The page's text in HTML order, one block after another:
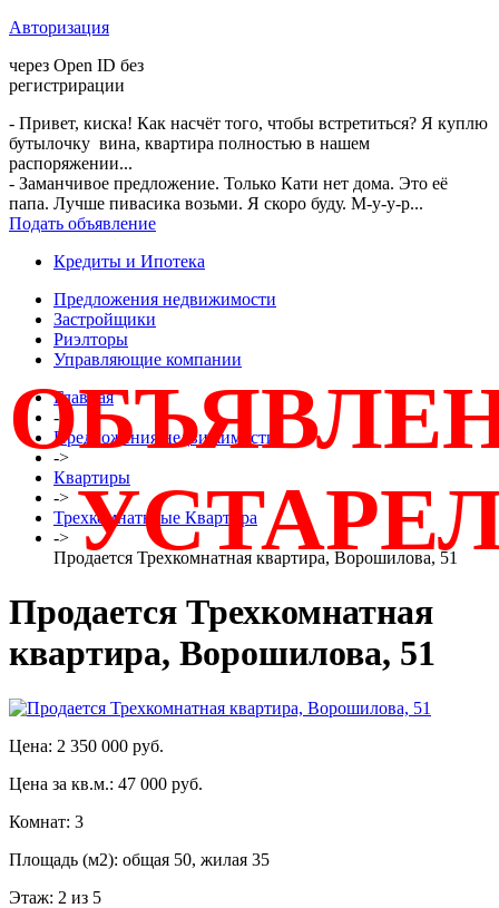
Авторизация
через Open ID без
регистрирации
- Привет, киска! Как насчёт того, чтобы встретиться? Я куплю
бутылочку вина, квартира полностью в нашем
распоряжении...
- Заманчивое предложение. Только Кати нет дома. Это её
папа. Лучше пивасика возьми. Я скоро буду. М-у-у-р...
Подать объявление
Кредиты и Ипотека
Предложения недвижимости
Застройщики
Риэлторы
Управляющие компании
Главная
->
Предложения недвижимости
->
Квартиры
->
Трехкомнатнаые Квартира
->
Продается Трехкомнатная квартира, Ворошилова, 51
Продается Трехкомнатная
квартира, Ворошилова, 51
Цена: 2 350 000 руб.
Цена за кв.м.: 47 000 руб.
Комнат: 3
Площадь (м2): общая 50, жилая 35
Этаж: 2 из 5